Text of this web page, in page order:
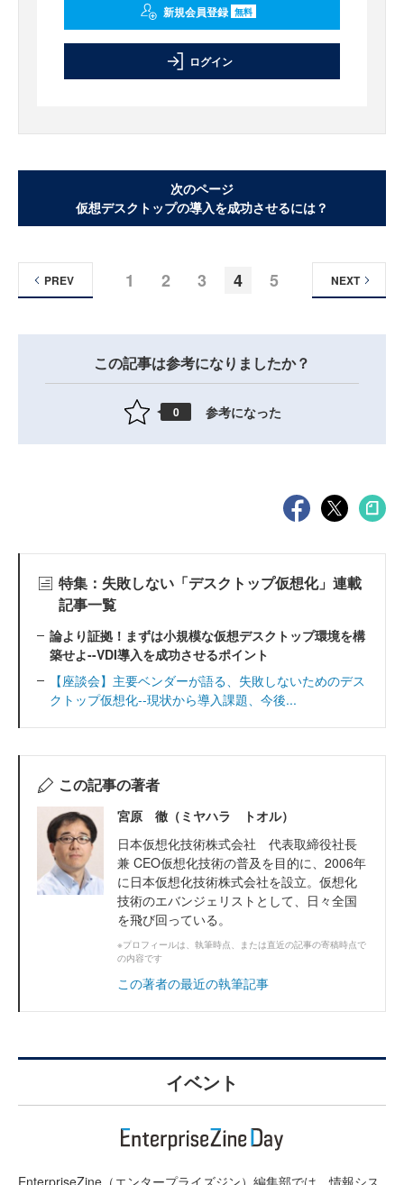
新規会員登録 無料
ログイン
次のページ
仮想デスクトップの導入を成功させるには？
1 2 3 4 5
PREV NEXT
この記事は参考になりましたか？
0 参考になった
特集：失敗しない「デスクトップ仮想化」連載
記事一覧
論より証拠！まずは小規模な仮想デスクトップ環境を構
築せよ--VDI導入を成功させるポイント
【座談会】主要ベンダーが語る、失敗しないためのデス
クトップ仮想化--現状から導入課題、今後...
この記事の著者
宮原 徹（ミヤハラ トオル）
日本仮想化技術株式会社 代表取締役社長
兼 CEO仮想化技術の普及を目的に、2006年
に日本仮想化技術株式会社を設立。仮想化
技術のエバンジェリストとして、日々全国
を飛び回っている。
※プロフィールは、執筆時点、または直近の記事の寄稿時点で
の内容です
この著者の最近の執筆記事
イベント